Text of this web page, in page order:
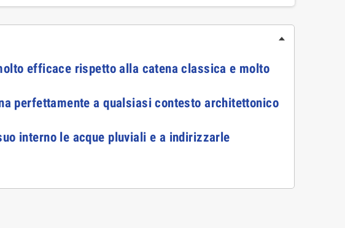
efficace rispetto alla catena classica e molto
perfettamente a qualsiasi contesto architettonico
interno le acque pluviali e a indirizzarle